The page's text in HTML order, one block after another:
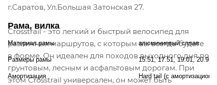
г.Саратов, Ул.Большая Затонская 27.
Crosstrail - это легкий и быстрый велосипед для
различных маршрутов, с которым вы всегда будете
в форме. Он идеален для походов выходного дня по
грунтовым, лесным и асфальтовым дорогам. При
этом Crosstrail универсален, он может быть
Рама, вилка
Материал рамы алюминиевый сплав
Размеры рамы 15.51, 17.51, 19.01,
Амортизация Hard tail (с